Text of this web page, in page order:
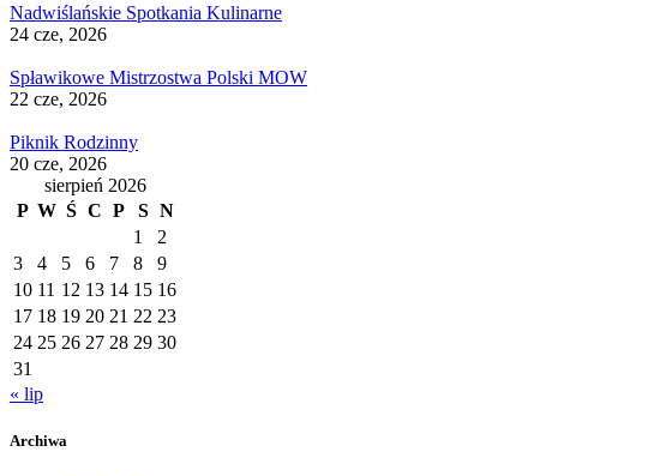
Nadwiślańskie Spotkania Kulinarne
24 cze, 2026
Spławikowe Mistrzostwa Polski MOW
22 cze, 2026
Piknik Rodzinny
20 cze, 2026
sierpień 2026
P W Ś C P S N
1
2
3
4 5 6 7 8
9
10 11 12 13 14 15 16
17 18 19 20 21 22 23
24 25 26 27 28 29 30
31
« lip
Archiwa